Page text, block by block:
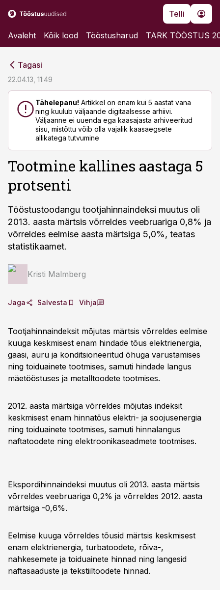
Telli
Avaleht Kõik lood Tööstusharud TARK TÖÖSTUS
Tagasi
22.04.13, 11:49
Tähelepanu! Artikkel on enam kui 5 aastat vana
ning kuulub väljaande digitaalsesse arhiivi.
Väljaanne ei uuenda ega kaasajasta arhiveeritud
sisu, mistõttu võib olla vajalik kaasaegsete
allikatega tutvumine
Tootmine kallines aastaga 5
protsenti
Tööstustoodangu tootjahinnaindeksi muutus oli
2013. aasta märtsis võrreldes veebruariga 0,8% ja
võrreldes eelmise aasta märtsiga 5,0%, teatas
statistikaamet.
Kristi Malmberg
Jaga Salvesta Vihja
Tootjahinnaindeksit mõjutas märtsis võrreldes eelmise
kuuga keskmisest enam hindade tõus elektrienergia,
gaasi, auru ja konditsioneeritud õhuga varustamises
ning toiduainete tootmises, samuti hindade langus
mäetööstuses ja metalltoodete tootmises.
2012. aasta märtsiga võrreldes mõjutas indeksit
keskmisest enam hinnatõus elektri- ja soojusenergia
ning toiduainete tootmises, samuti hinnalangus
naftatoodete ning elektroonikaseadmete tootmises.
Ekspordihinnaindeksi muutus oli 2013. aasta märtsis
võrreldes veebruariga 0,2% ja võrreldes 2012. aasta
märtsiga -0,6%.
Eelmise kuuga võrreldes tõusid märtsis keskmisest
enam elektrienergia, turbatoodete, rõiva-,
nahkesemete ja toiduainete hinnad ning langesid
naftasaaduste ja tekstiiltoodete hinnad.